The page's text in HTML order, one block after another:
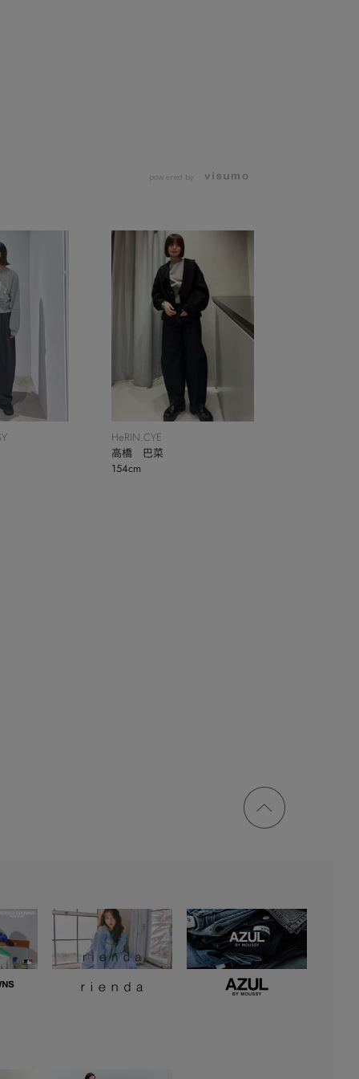
powered by
HeRIN.CYE
高橋 巴菜
154cm
ページ
トップ